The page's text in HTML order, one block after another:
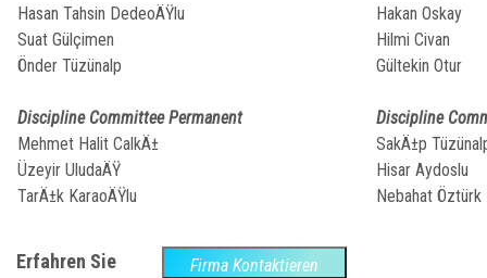
Hasan Tahsin DedeoÄŸlu
Suat Gülçimen
Önder Tüzünalp
Discipline Committee Permanent
Mehmet Halit CalkÄ±
Üzeyir UludaÄŸ
TarÄ±k KaraoÄŸlu
Hakan Oskay
Hilmi Civan
Gültekin Otur
Discipline
SakÄ±p
Hisar Aydoslu
Nebahat Öztürk
Erfahren Sie
Firma Kontaktieren